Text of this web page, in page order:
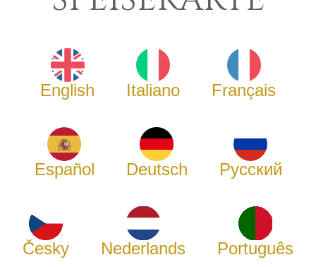
English Italiano Français
Español Deutsch Русский
Česky Nederlands Português